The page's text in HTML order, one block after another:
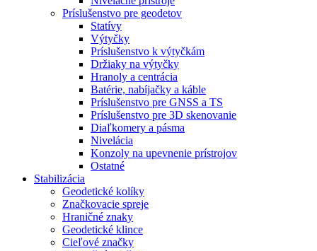
Príslušenstvo pre geodetov
Statívy
Výtyčky
Príslušenstvo k výtyčkám
Držiaky na výtyčky
Hranoly a centrácia
Batérie, nabíjačky a káble
Príslušenstvo pre GNSS a TS
Príslušenstvo pre 3D skenovanie
Diaľkomery a pásma
Nivelácia
Konzoly na upevnenie prístrojov
Ostatné
Stabilizácia
Geodetické kolíky
Značkovacie spreje
Hraničné znaky
Geodetické klince
Cieľové značky